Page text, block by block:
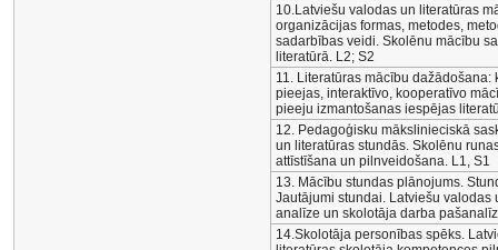
10.Latviešu valodas un literatūras
organizācijas formas, metodes,
sadarbības veidi. Skolēnu mācību
literatūrā. L2; S2
11. Literatūras mācību dažādošana:
pieejas, interaktīvo, kooperatīvo
pieeju izmantošanas iespējas
12. Pedagoģisku mākslinieciskā
un literatūras stundās. Skolēnu
attīstīšana un pilnveidošana. L1, S1
13. Mācību stundas plānojums.
Jautājumi stundai. Latviešu valodas
analīze un skolotāja darba
14.Skolotāja personības spēks.